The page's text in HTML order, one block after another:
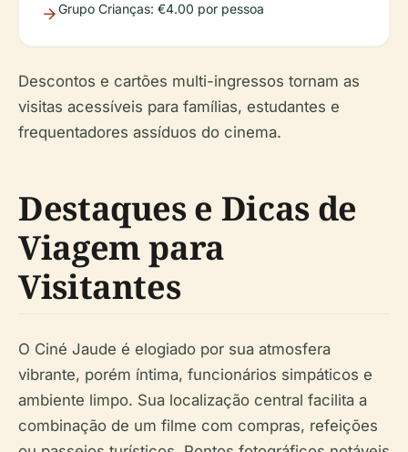
Grupo Crianças: €4.00 por pessoa
Descontos e cartões multi-ingressos tornam as
visitas acessíveis para famílias, estudantes e
frequentadores assíduos do cinema.
Destaques e Dicas de
Viagem para
Visitantes
O Ciné Jaude é elogiado por sua atmosfera
vibrante, porém íntima, funcionários simpáticos e
ambiente limpo. Sua localização central facilita a
combinação de um filme com compras, refeições